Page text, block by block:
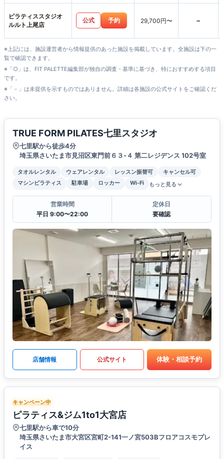
上尾店
ピラティススタジオ
ルルト上尾店
公式 予約 29,700円〜 -
※上記には、施設運営者から情報提供のあった施設を掲載しています。全施設は下の一
覧で確認できます。
※「○」は、FIT PALETTE編集部が独自の調査・基準に基づき、特におすすめする項目
です。
※「－」は未提供を示すものではありません。詳細は各施設の公式サイトをご確認くだ
さい。
TRUE FORM PILATES七里スタジオ
七里駅から徒歩4分
埼玉県さいたま市見沼区東門前６３-４ 第二レジデンス 102号室
タオルレンタル ウェアレンタル レッスン振替可
キャンセル可
マシンピラティス
駐車場 ロッカー Wi-Fi もっと見る
営業時間
平日 9:00〜22:00
定休日
要確認
店舗情報 公式サイト 体験・相談予約
キャンペーン中
ピラティス&ジム1to1大宮店
七里駅から車で10分
埼玉県さいたま市大宮区宮町2-141一ノ宮503Bフロアコスモプレ
イス